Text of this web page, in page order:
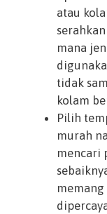
atau
mana
tidak
kolam
Pilih
murah
mencari